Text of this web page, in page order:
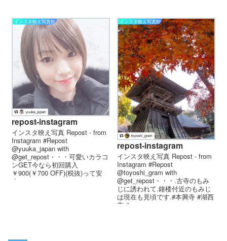
インスタ映え写真館
repost-instagram
インスタ映え写真 Repost - from
Instagram #Repost
@yuuka_japan with
@get_repost・・・可愛いカラコ
ンGET 今なら初回購入
￥900(￥700 OFF)(税抜) って安
す...
インスタ映え写真館
repost-instagram
インスタ映え写真 Repost - from
Instagram #Repost
@toyoshi_gram with
@get_repost・・・.古寺のもみ
じに誘われて.鐘楼付近のもみじ
は現在も見頃です.#本興寺 #湖西
市 #...